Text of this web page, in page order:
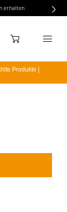
erhalten
WARENKORB
Produkte |